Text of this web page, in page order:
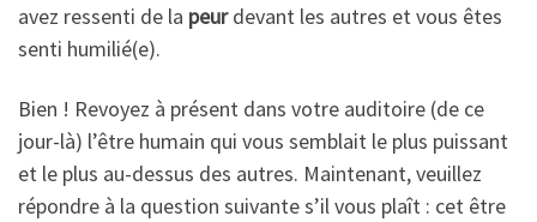
avez ressenti de la peurdevant les autres et vous êtes
senti humilié(e).
Bien ! Revoyez à présent dans votre auditoire (de ce
jour-là) l’être humain qui vous semblait le plus puissant
et le plus au-dessus des autres. Maintenant, veuillez
répondre à la question suivante s’il vous plaît : cet être